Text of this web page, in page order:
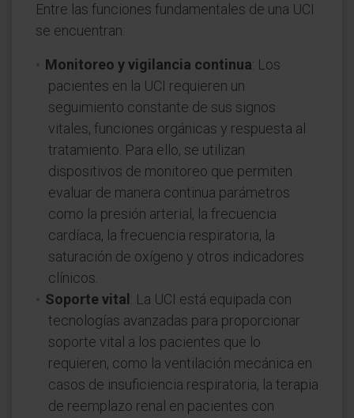
Entre las funciones fundamentales de una UCI
se encuentran:
Monitoreo y vigilancia continua: Los
pacientes en la UCI requieren un
seguimiento constante de sus signos
vitales, funciones orgánicas y respuesta al
tratamiento. Para ello, se utilizan
dispositivos de monitoreo que permiten
evaluar de manera continua parámetros
como la presión arterial, la frecuencia
cardíaca, la frecuencia respiratoria, la
saturación de oxígeno y otros indicadores
clínicos.
Soporte vital : La UCI está equipada con
tecnologías avanzadas para proporcionar
soporte vital a los pacientes que lo
requieren, como la ventilación mecánica en
casos de insuficiencia respiratoria, la terapia
de reemplazo renal en pacientes con